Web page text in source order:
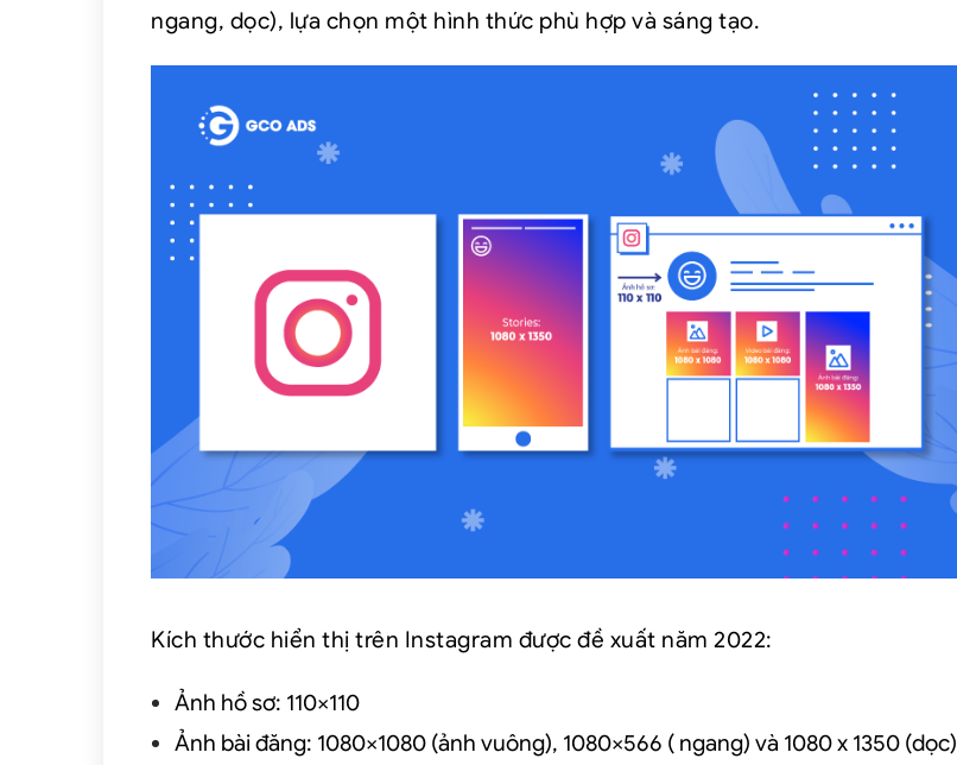
ngang, dọc), lựa chọn một hình thức phù hợp và sáng tạo.
Kích thước hiển thị trên Instagram được đề xuất năm 2022:
Ảnh hồ sơ: 110×110
Ảnh bài đăng: 1080×1080 (ảnh vuông), 1080×566 ( ngang) và 1080 x 1350 (dọc)